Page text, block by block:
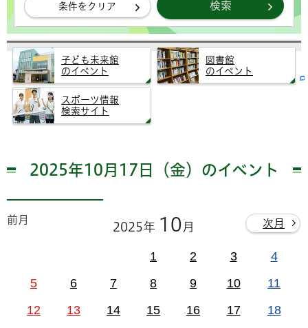
条件をクリア
子ども未来館
のイベント
図書館
のイベント
スポーツ情報
検索サイト
2025年10月17日（金）のイベント
前月
2025年 10 月 次月
1 2 3
4
5
6 7 8 9 10
11
12
13 14 15 16 17 18